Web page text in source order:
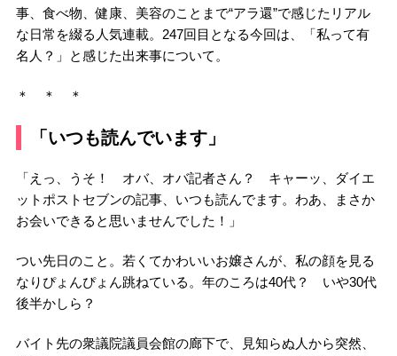
事、食べ物、健康、美容のことまで“アラ還”で感じたリアル
な日常を綴る人気連載。247回目となる今回は、「私って有
名人？」と感じた出来事について。
＊ ＊ ＊
「いつも読んでいます」
「えっ、うそ！ オバ、オバ記者さん？ キャーッ、ダイエ
ットポストセブンの記事、いつも読んでます。わあ、まさか
お会いできると思いませんでした！」
つい先日のこと。若くてかわいいお嬢さんが、私の顔を見る
なりぴょんぴょん跳ねている。年のころは40代？ いや30代
後半かしら？
バイト先の衆議院議員会館の廊下で、見知らぬ人から突然、